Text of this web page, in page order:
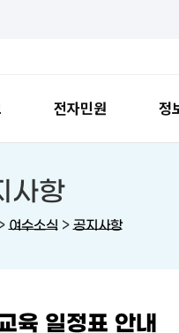
전자민원 정
사항
여수소식 > 공지사항
육 일정표 안내